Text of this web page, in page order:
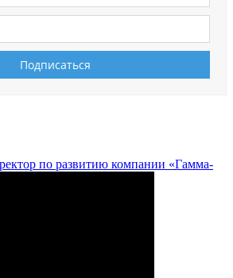
по развитию компании «Гамма-